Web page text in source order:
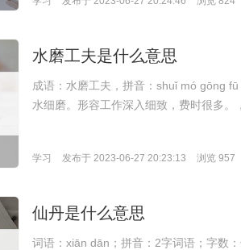
水磨工夫是什么意思
成语：水磨工夫，拼音：shuǐ mó gōng
水细磨。形容工作深入细致，费时很多
学习 发布于 2023-06-27 20:23:13 浏览 957
仙丹是什么意思
词语：xiān dān；拼音：2字词语；字数